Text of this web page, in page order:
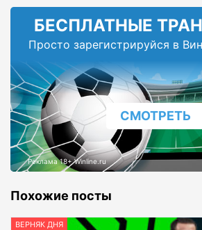
БЕСПЛАТНЫЕ
Просто зарегистрируйся в
СМОТРЕТЬ
Реклама 18+ Winline.ru
Похожие посты
ВЕРНЯК ДНЯ